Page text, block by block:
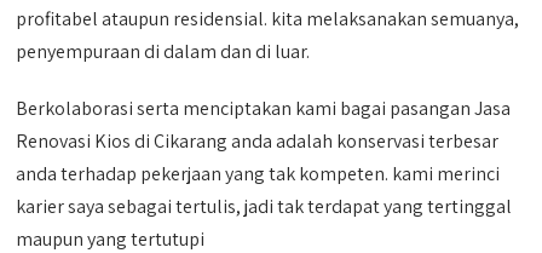
profitabel ataupun residensial. kita melaksanakan semuanya,
penyempuraan di dalam dan di luar.
Berkolaborasi serta menciptakan kami bagai pasangan Jasa
Renovasi Kios di Cikarang anda adalah konservasi terbesar
anda terhadap pekerjaan yang tak kompeten. kami merinci
karier saya sebagai tertulis, jadi tak terdapat yang tertinggal
maupun yang tertutupi